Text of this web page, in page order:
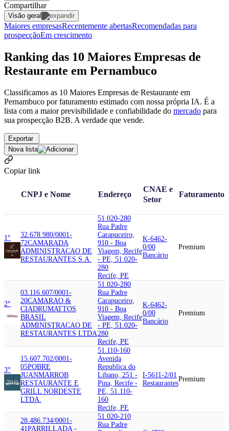
Compartilhar
Visão geral
Maiores empresasRecentemente abertasRecomendadas para
prospecçãoEm crescimento
Ranking das 10 Maiores Empresas de
Restaurante em Pernambuco
Classificamos as 10 Maiores Empresas de Restaurante em
Pernambuco por faturamento estimado com nossa própria IA. É a
lista com a maior previsibilidade e confiabilidade do mercado para
sua prospecção B2B. A verdade que vende.
Exportar
Nova lista
Copiar link
CNPJ e Nome Endereço
CNAE e
Setor
Faturamento
1°
32.678.980/0001-
72CAMARADA
ADMINISTRACAO DE
RESTAURANTES S.A.
51.020-280
Rua Padre
Carapuceiro,
910 - Boa
Viagem, Recife
- PE, 51.020-
280
Recife, PE
K-6462-
0/00
Bancário
Premium
2°
03.116.607/0001-
20CAMARAO &
CIADRUMATTOS
BRASIL
ADMINISTRACAO DE
RESTAURANTES LTDA
51.020-280
Rua Padre
Carapuceiro,
910 - Boa
Viagem, Recife
- PE, 51.020-
280
Recife, PE
K-6462-
0/00
Bancário
Premium
3°
15.607.702/0001-
05POBRE
JUANMARROB
RESTAURANTE E
GRILL NORDESTE
LTDA.
51.110-160
Avenida
Republica do
Libano, 251 -
Pina, Recife -
PE, 51.110-
160
Recife, PE
I-5611-2/01
Restaurantes
Premium
28.486.734/0001-
41PARRILLADA -
51.020-210
Rua Padre